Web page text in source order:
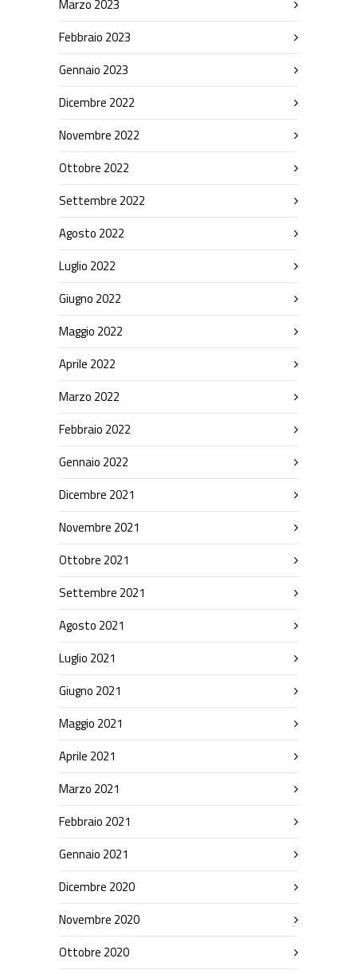
Marzo 2023
Febbraio 2023
Gennaio 2023
Dicembre 2022
Novembre 2022
Ottobre 2022
Settembre 2022
Agosto 2022
Luglio 2022
Giugno 2022
Maggio 2022
Aprile 2022
Marzo 2022
Febbraio 2022
Gennaio 2022
Dicembre 2021
Novembre 2021
Ottobre 2021
Settembre 2021
Agosto 2021
Luglio 2021
Giugno 2021
Maggio 2021
Aprile 2021
Marzo 2021
Febbraio 2021
Gennaio 2021
Dicembre 2020
Novembre 2020
Ottobre 2020